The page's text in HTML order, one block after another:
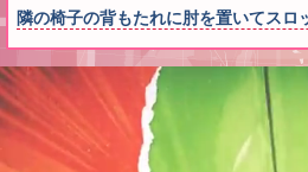
隣の椅子の背もたれに肘を置いてス